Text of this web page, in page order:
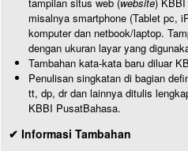
misalnya smartphone (Tablet pc,
komputer dan netbook/laptop.
dengan ukuran layar yang
Tambahan kata-kata baru diluar
Penulisan singkatan di bagian
tt, dp, dr dan lainnya ditulis
KBBI PusatBahasa.
✔ Informasi Tambahan